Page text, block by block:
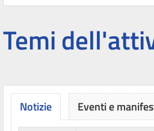
Temi
Notizie Eventi e